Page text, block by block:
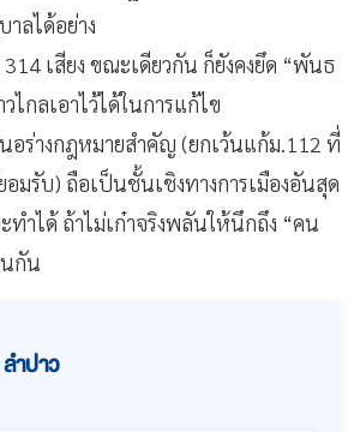
าลได้อย่าง
เสียง ขณะเดียวกัน ก็ยังคงยึด “พันธ
ไกลเอาไว้ได้ในการแก้ไข
อร่างกฎหมายสำคัญ (ยกเว้นแก้ม.112 ที่
อมรับ) ถือเป็นชั้นเชิงทางการเมืองอันสุด
ำได้ ถ้าไม่เก๋าจริงพลันให้นึกถึง “คน
กัน
ำปาว